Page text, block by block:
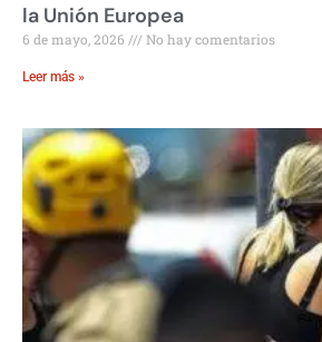
la Unión Europea
6 de mayo, 2026 No hay comentarios
Leer más »